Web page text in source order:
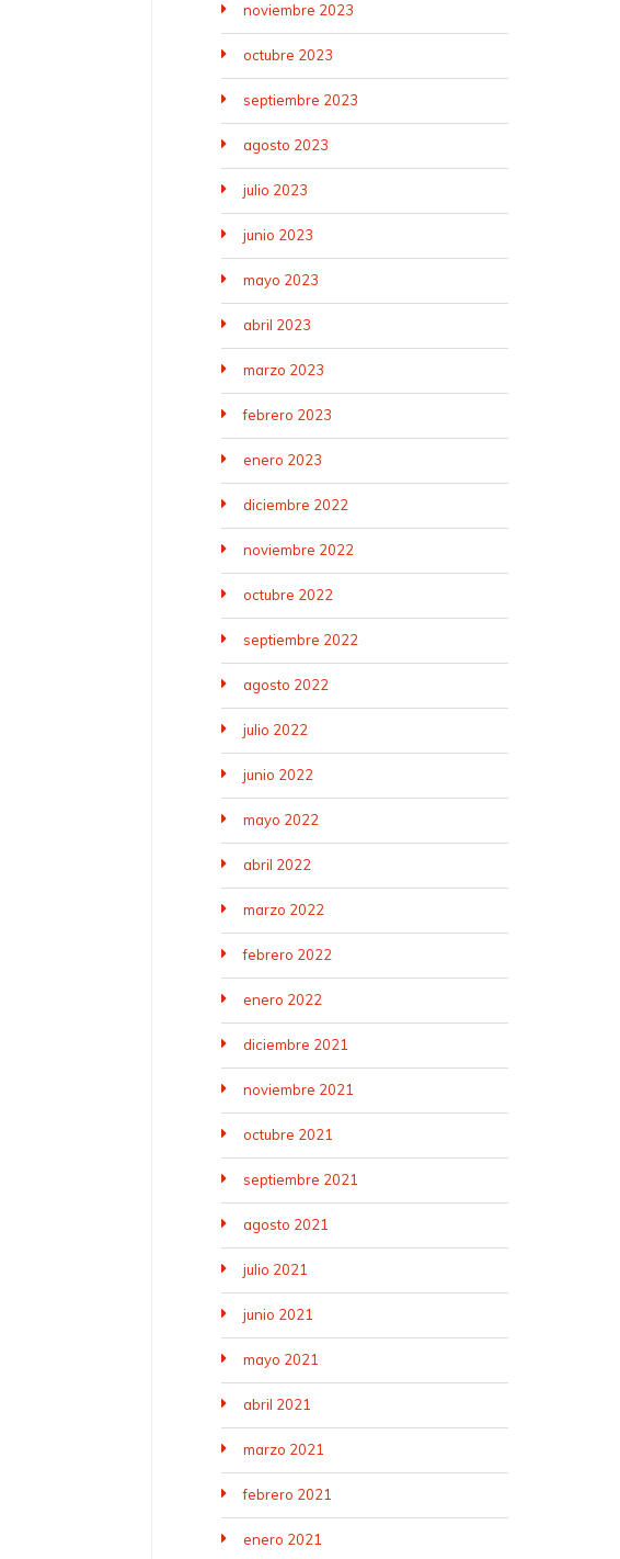
noviembre 2023
octubre 2023
septiembre 2023
agosto 2023
julio 2023
junio 2023
mayo 2023
abril 2023
marzo 2023
febrero 2023
enero 2023
diciembre 2022
noviembre 2022
octubre 2022
septiembre 2022
agosto 2022
julio 2022
junio 2022
mayo 2022
abril 2022
marzo 2022
febrero 2022
enero 2022
diciembre 2021
noviembre 2021
octubre 2021
septiembre 2021
agosto 2021
julio 2021
junio 2021
mayo 2021
abril 2021
marzo 2021
febrero 2021
enero 2021